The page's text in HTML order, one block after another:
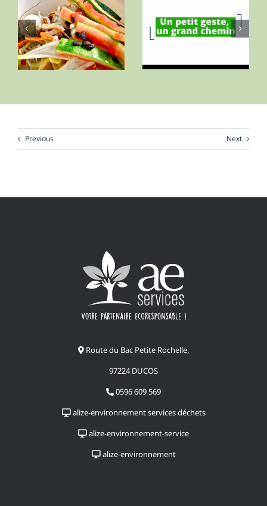
La Nouvelle Loi
sur les
Biodéchets
bouteille
plastique en
Previous Next
Route du Bac Petite Rochelle,
97224 DUCOS
0596 609 569
alize-environnement services déchets
alize-environnement-service
alize-environnement